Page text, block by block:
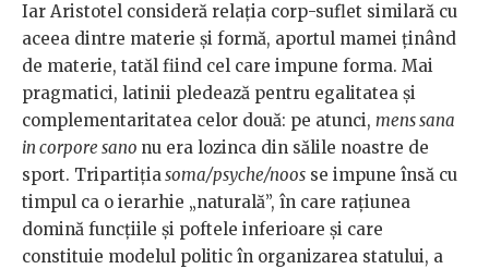
Iar Aristotel consideră relaţia corp-suflet similară cu
aceea dintre materie şi formă, aportul mamei ţinând
de materie, tatăl fiind cel care impune forma. Mai
pragmatici, latinii pledează pentru egalitatea și
complementaritatea celor două: pe atunci, mens sana
in corpore sano nu era lozinca din sălile noastre de
sport. Tripartiţiasoma/psyche/noos se impune însă cu
timpul ca o ierarhie „naturală”, în care raţiunea
domină funcţiile şi poftele inferioare şi care
constituie modelul politic în organizarea statului, a